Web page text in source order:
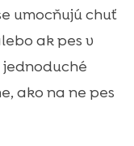
umocňujú chuť
ak pes v
jednoduché
ako na ne pes